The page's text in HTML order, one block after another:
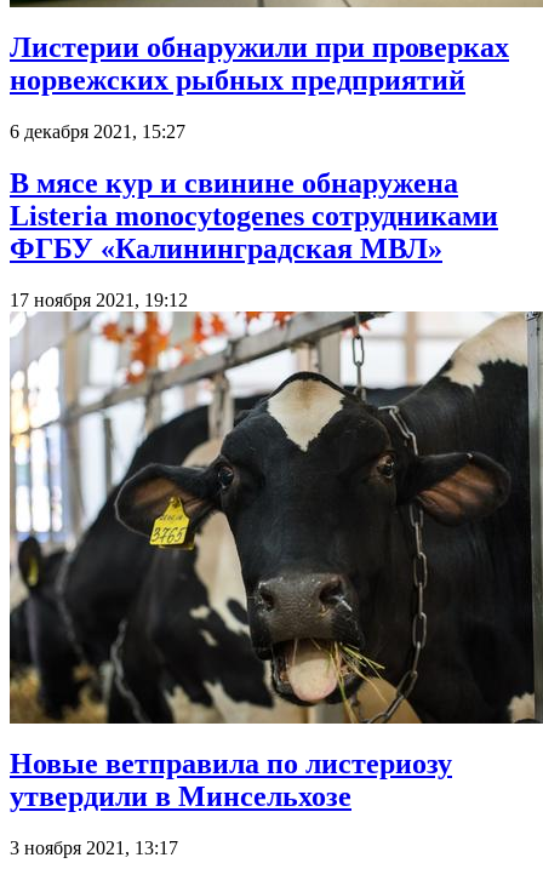
Листерии обнаружили при проверках
норвежских рыбных предприятий
6 декабря 2021, 15:27
В мясе кур и свинине обнаружена
Listeria monocytogenes сотрудниками
ФГБУ «Калининградская МВЛ»
17 ноября 2021, 19:12
Новые ветправила по листериозу
утвердили в Минсельхозе
3 ноября 2021, 13:17